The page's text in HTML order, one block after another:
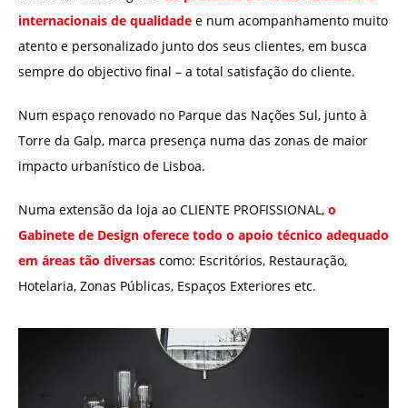
internacionais de qualidade e num acompanhamento muito
atento e personalizado junto dos seus clientes, em busca
sempre do objectivo final – a total satisfação do cliente.
Num espaço renovado no Parque das Nações Sul, junto à
Torre da Galp, marca presença numa das zonas de maior
impacto urbanístico de Lisboa.
Numa extensão da loja ao CLIENTE PROFISSIONAL, o
Gabinete de Design oferece todo o apoio técnico adequado
em áreas tão diversas como: Escritórios, Restauração,
Hotelaria, Zonas Públicas, Espaços Exteriores etc.